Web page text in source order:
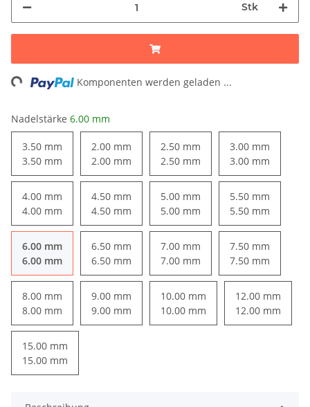
Stk
Komponenten werden geladen ...
Nadelstärke 6.00 mm
3.50 mm
3.50 mm
2.00 mm
2.00 mm
2.50 mm
2.50 mm
3.00 mm
3.00 mm
4.00 mm
4.00 mm
4.50 mm
4.50 mm
5.00 mm
5.00 mm
5.50 mm
5.50 mm
6.00 mm
6.00 mm
6.50 mm
6.50 mm
7.00 mm
7.00 mm
7.50 mm
7.50 mm
8.00 mm
8.00 mm
9.00 mm
9.00 mm
10.00 mm
10.00 mm
12.00 mm
12.00 mm
15.00 mm
15.00 mm